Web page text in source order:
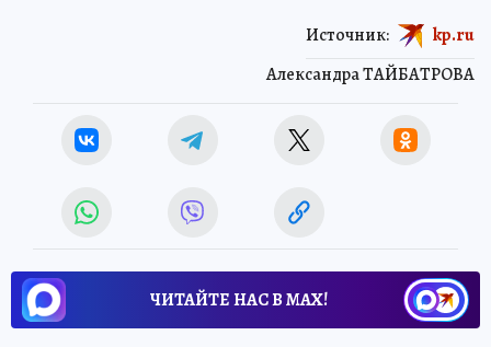
Александра ТАЙБАТРОВА
Источник: kp.ru
ЧИТАЙТЕ НАС В МАХ!